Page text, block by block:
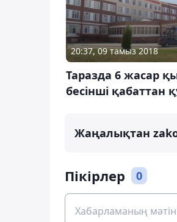
20:37, 09 тамыз 2018
Таразда 6 жасар
бесінші қабаттан
Жаңалықтан
Пікірлер 0